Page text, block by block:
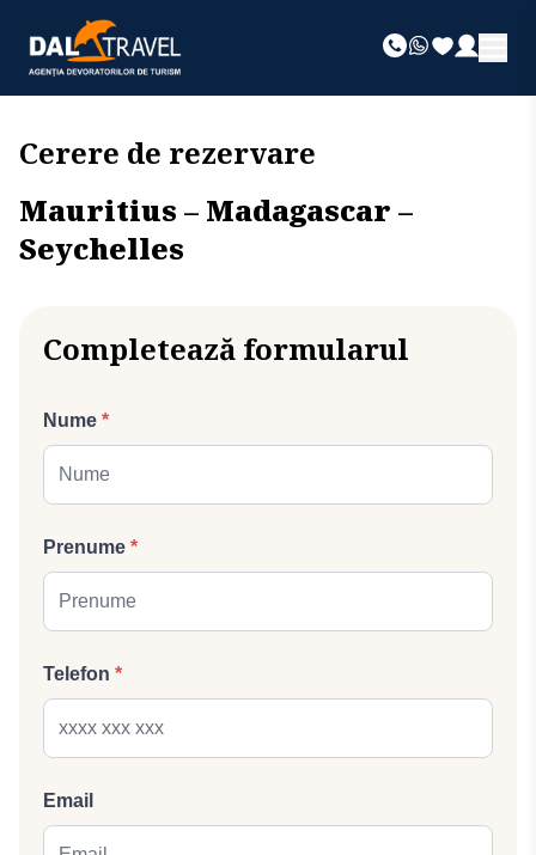
Cerere de rezervare
Mauritius – Madagascar –
Seychelles
Completează formularul
Nume *
Prenume *
Telefon *
Email